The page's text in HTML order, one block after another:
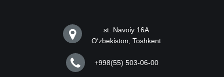
st. Navoiy 16A
Oʻzbekiston, Toshkent
+998(55) 503-06-00